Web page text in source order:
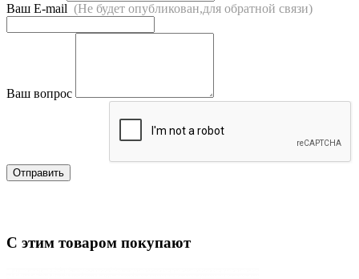
Ваш E-mail (Не будет опубликован,для обратной связи)
Ваш вопрос
Отправить
С этим товаром покупают